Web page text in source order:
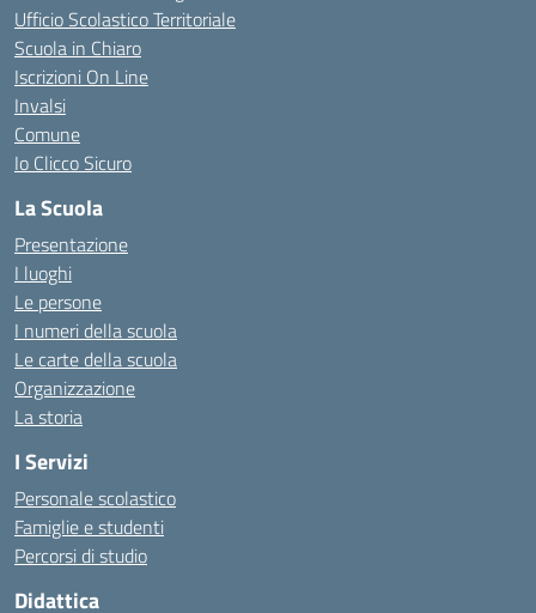
Ufficio Scolastico Territoriale
Scuola in Chiaro
Iscrizioni On Line
Invalsi
Comune
Io Clicco Sicuro
La Scuola
Presentazione
I luoghi
Le persone
I numeri della scuola
Le carte della scuola
Organizzazione
La storia
I Servizi
Personale scolastico
Famiglie e studenti
Percorsi di studio
Didattica